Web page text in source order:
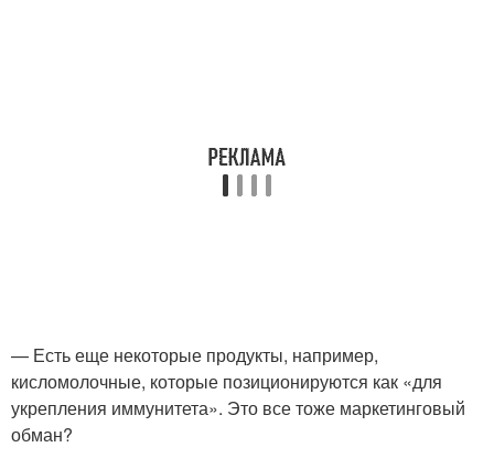
— Есть еще некоторые продукты, например,
кисломолочные, которые позиционируются как «для
укрепления иммунитета». Это все тоже маркетинговый
обман?